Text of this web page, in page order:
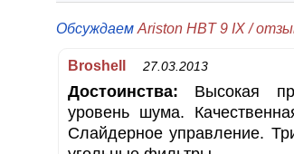
Обсуждаем Ariston HBT 9 IX /
Broshell 27.03.2013
Достоинства: Высокая
уровень шума.
Слайдерное управление.